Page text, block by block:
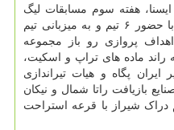
هفته سوم مسابقات لیگ
برتر اهداف پروازی امروز ۱۴ آذر با حضور ۶ تیم و به میزبانی تیم
پروازی رو باز مجموعه
ماده های تراپ و اسکیت،
ایران پگاه و هیات تیراندازی
بازیافت راتا شمال و نیکان
دراک شیراز با قرعه استراحت